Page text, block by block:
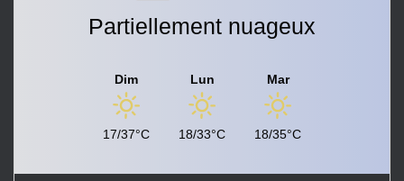
Partiellement nuageux
Dim
17/37°C
Lun
18/33°C
Mar
18/35°C